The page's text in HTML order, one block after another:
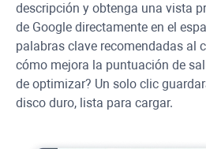
descripción y obtenga una vista
de Google directamente en el
palabras clave recomendadas al
cómo mejora la puntuación de
de optimizar? Un solo clic
disco duro, lista para cargar.